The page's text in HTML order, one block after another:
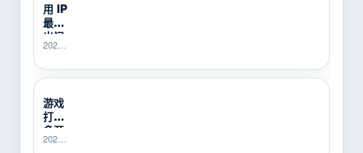
文从...
手，不
知道
SOCKS5、
HTTP、
有什...
用 IP
最怕
出问
题没
管？
2026-
21:40:14
游戏
打金
多开
总翻
2026-